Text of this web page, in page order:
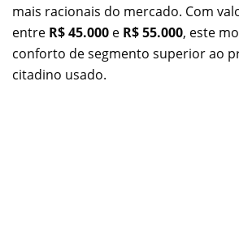
mais racionais do mercado. Com
entre R$ 45.000 e R$ 55.000, este
conforto de segmento superior ao
citadino usado.